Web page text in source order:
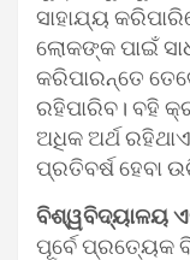
ସାହାଯ୍ୟ
ଲୋକଙ୍କ ପାଇଁ
କରିପାରନ୍ତେ
ରହିପାରିବ। ବହି
ଅଧିକ ଅର୍ଥ
ପ୍ରତିବର୍ଷ ହେବା
ବିଶ୍ୱବିଦ୍ୟାଳୟ
ପୂର୍ବେ ପ୍ରତ୍ୟେକ